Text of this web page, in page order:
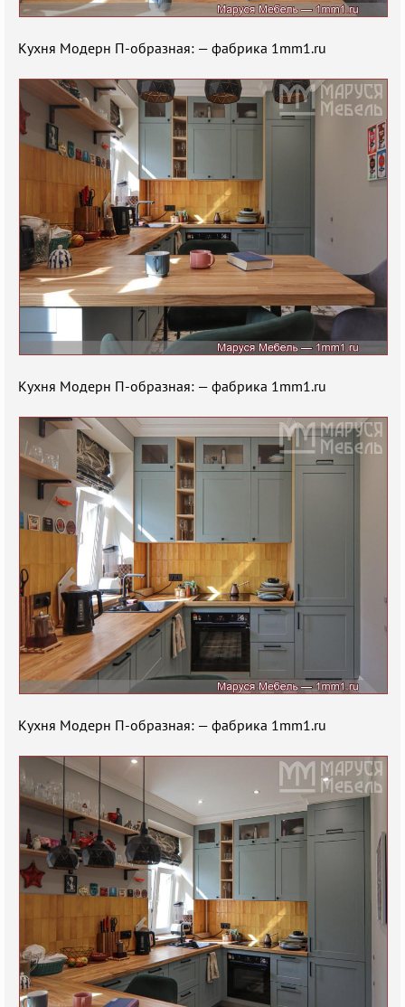
Кухня Модерн П-образная: — фабрика 1mm1.ru
Кухня Модерн П-образная: — фабрика 1mm1.ru
Кухня Модерн П-образная: — фабрика 1mm1.ru